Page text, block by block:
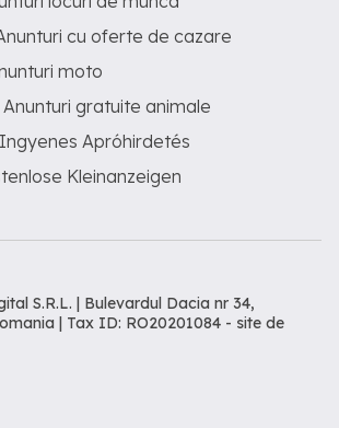
cu oferte de cazare
moto
Anunturi gratuite animale
Apróhirdetés
Kleinanzeigen
S.R.L. | Bulevardul Dacia nr 34,
| Tax ID: RO20201084 - site de